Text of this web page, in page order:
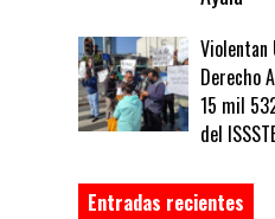
Violentan
Derecho
15 mil
del
Entradas recientes